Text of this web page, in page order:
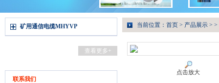
矿用通信电缆MHYVP
查看更多+
联系我们
当前位置： 首页 > 产品展示 > >
点击放大